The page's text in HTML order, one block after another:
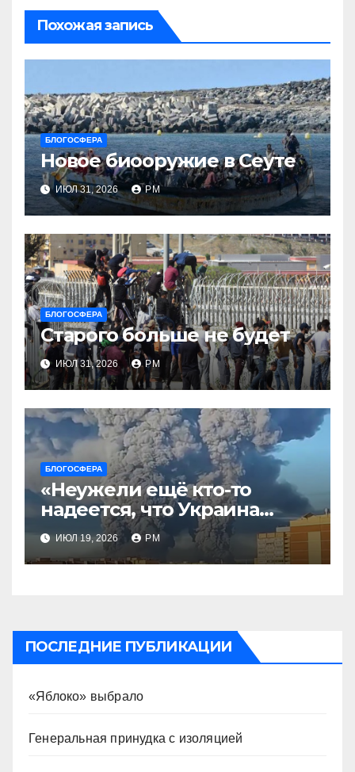
Похожая запись
БЛОГОСФЕРА
Новое биооружие в Сеуте
ИЮЛ 31, 2026 РМ
БЛОГОСФЕРА
Старого больше не будет
ИЮЛ 31, 2026 РМ
БЛОГОСФЕРА
«Неужели ещё кто-то
надеется, что Украина
будет действовать
непоследовательно?»
ИЮЛ 19, 2026 РМ
ПОСЛЕДНИЕ ПУБЛИКАЦИИ
«Яблоко» выбрало
Генеральная принудка с изоляцией